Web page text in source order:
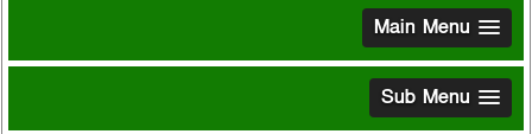
Main Menu
Sub Menu